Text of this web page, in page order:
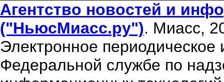
Агентство новостей и
("НьюсМиасс.ру"). Миасс,
Электронное периодическое
Федеральной службе по